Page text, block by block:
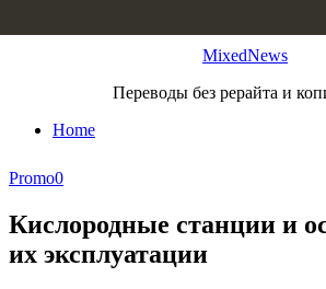
MixedNews
Переводы без рерайта и
Home
Promo0
Кислородные станции и
их эксплуатации